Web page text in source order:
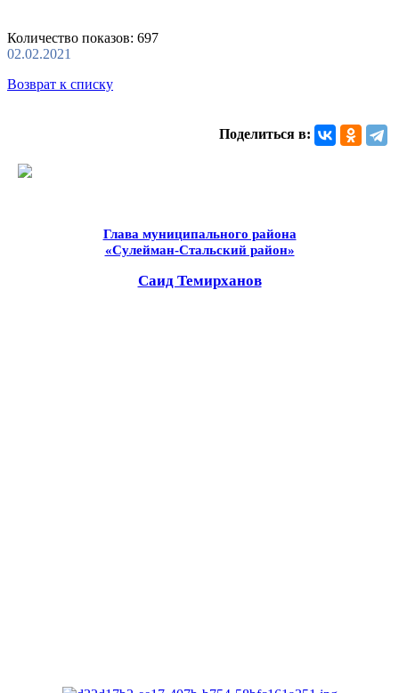
Количество показов: 697
02.02.2021
Возврат к списку
Поделиться в:
Глава муниципального района
«Сулейман-Стальский район»
Саид Темирханов